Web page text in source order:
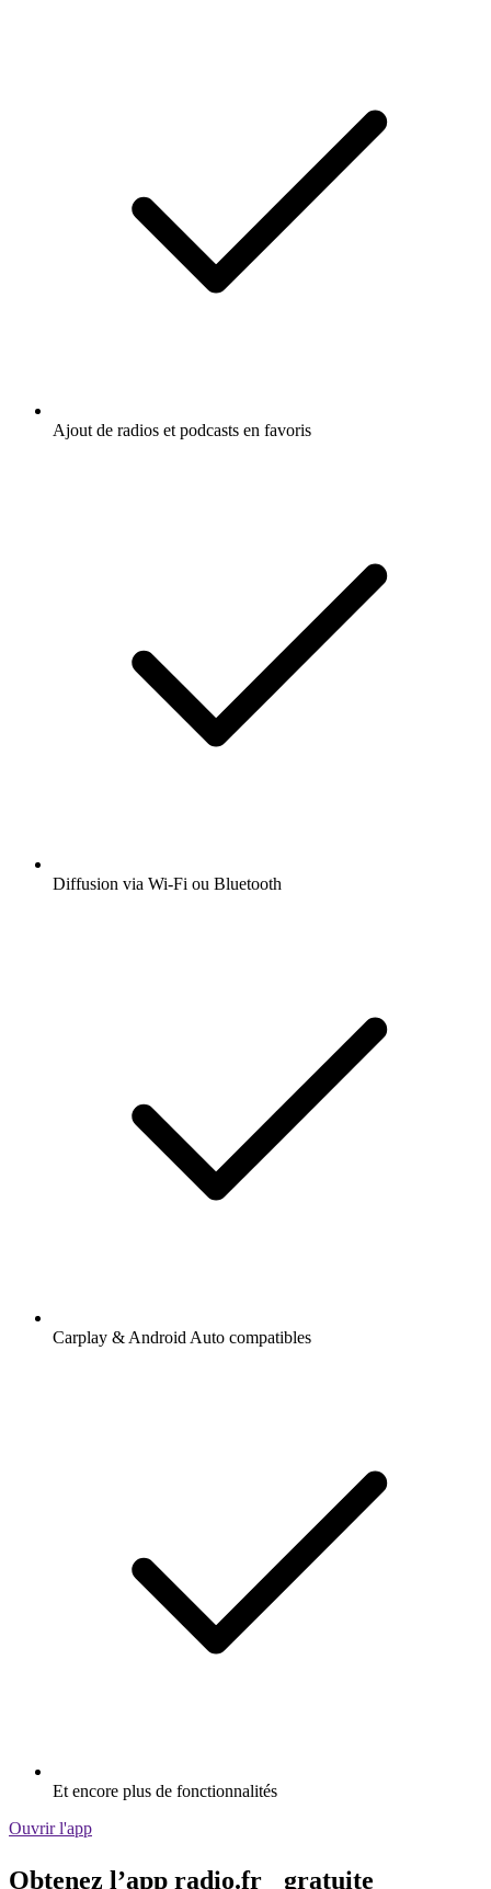
Ajout de radios et podcasts en favoris
Diffusion via Wi-Fi ou Bluetooth
Carplay & Android Auto compatibles
Et encore plus de fonctionnalités
Ouvrir l'app
Obtenez l’app radio.fr gratuite